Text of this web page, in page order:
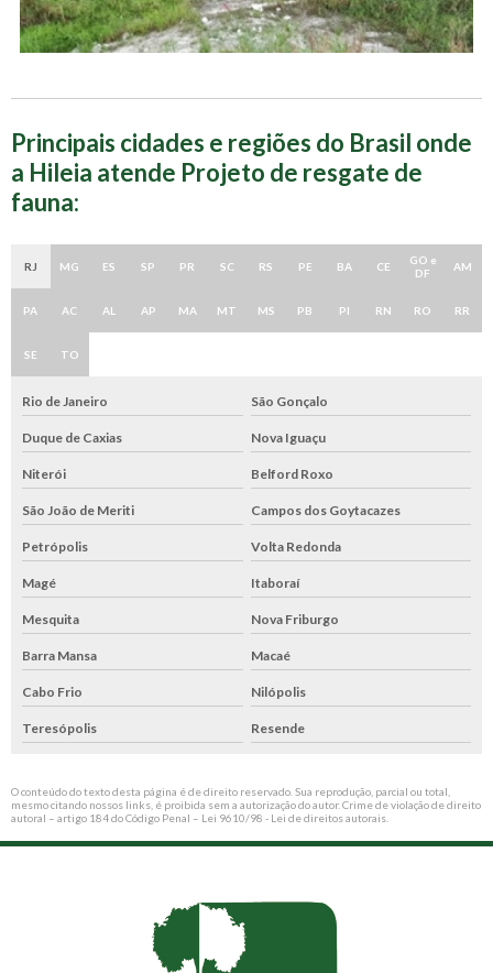
Principais cidades e regiões do Brasil onde
a Hileia atende Projeto de resgate de
fauna:
RJ MG ES SP PR SC RS PE BA CE
GO e
DF
AM
PA AC AL AP MA MT MS PB PI RN RO RR
SE TO
Rio de Janeiro São Gonçalo
Duque de Caxias Nova Iguaçu
Niterói Belford Roxo
São João de Meriti Campos dos Goytacazes
Petrópolis Volta Redonda
Magé Itaboraí
Mesquita Nova Friburgo
Barra Mansa Macaé
Cabo Frio Nilópolis
Teresópolis Resende
O conteúdo do texto desta página é de direito reservado. Sua reprodução, parcial ou total,
mesmo citando nossos links, é proibida sem a autorização do autor. Crime de violação de direito
autoral – artigo 184 do Código Penal – Lei 9610/98 - Lei de direitos autorais